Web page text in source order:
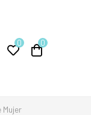
0 0